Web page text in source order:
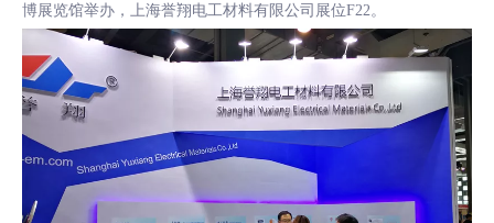
博展览馆举办，上海誉翔电工材料有限公司展位F22。